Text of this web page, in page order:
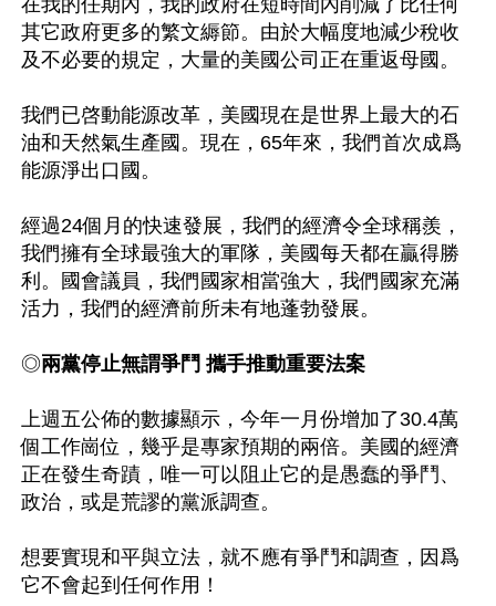
其它政府更多的繁文縟節。由於大幅度地減少稅收
及不必要的規定，大量的美國公司正在重返母國。
我們已啓動能源改革，美國現在是世界上最大的石
油和天然氣生產國。現在，65年來，我們首次成爲
能源淨出口國。
經過24個月的快速發展，我們的經濟令全球稱羨，
我們擁有全球最強大的軍隊，美國每天都在贏得勝
利。國會議員，我們國家相當強大，我們國家充滿
活力，我們的經濟前所未有地蓬勃發展。
◎兩黨停止無謂爭鬥 攜手推動重要法案
上週五公佈的數據顯示，今年一月份增加了30.4萬
個工作崗位，幾乎是專家預期的兩倍。美國的經濟
正在發生奇蹟，唯一可以阻止它的是愚蠢的爭鬥、
政治，或是荒謬的黨派調查。
想要實現和平與立法，就不應有爭鬥和調查，因爲
它不會起到任何作用！